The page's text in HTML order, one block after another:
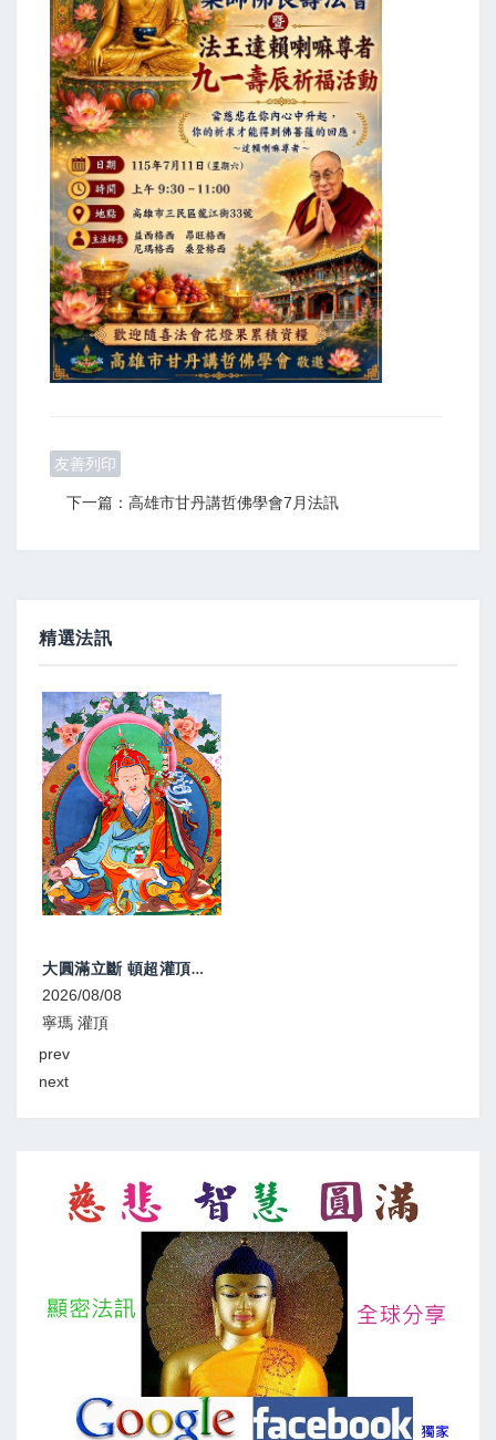
友善列印
下一篇：高雄市甘丹講哲佛學會7月法訊
精選法訊
大圓滿立斷 頓超灌頂、教學
2026/08/08
寧瑪 灌頂
prev
next